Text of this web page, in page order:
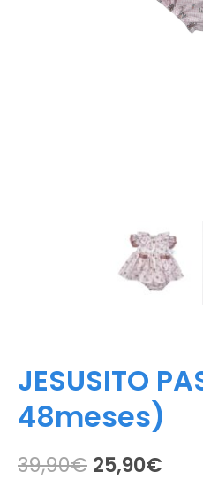
JESUSITO
48meses)
39,90€ El
25,90€